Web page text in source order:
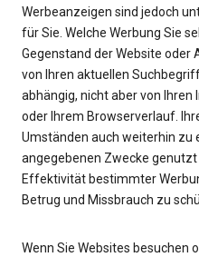
Werbeanzeigen sind jedoch
für Sie. Welche Werbung Sie
Gegenstand der Website oder
von Ihren aktuellen
abhängig, nicht aber von
oder Ihrem Browserverlauf.
Umständen auch weiterhin zu
angegebenen Zwecke
Effektivität bestimmter
Betrug und Missbrauch zu
Wenn Sie Websites besuchen